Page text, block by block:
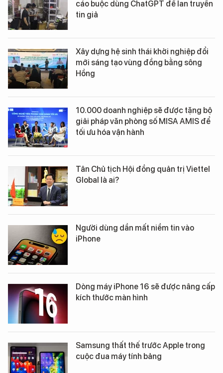
cáo buộc dùng ChatGPT để lan truyền
tin giả
Xây dựng hệ sinh thái khởi nghiệp đổi
mới sáng tạo vùng đồng bằng sông
Hồng
10.000 doanh nghiệp sẽ được tặng bộ
giải pháp văn phòng số MISA AMIS để
tối ưu hóa vận hành
Tân Chủ tịch Hội đồng quản trị Viettel
Global là ai?
Người dùng dần mất niềm tin vào
iPhone
Dòng máy iPhone 16 sẽ được nâng cấp
kích thước màn hình
Samsung thất thế trước Apple trong
cuộc đua máy tính bảng